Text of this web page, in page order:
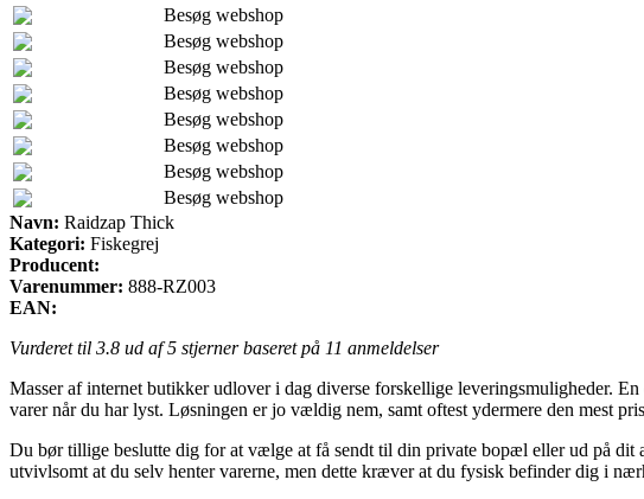
Besøg webshop
Besøg webshop
Besøg webshop
Besøg webshop
Besøg webshop
Besøg webshop
Besøg webshop
Besøg webshop
Navn: Raidzap Thick
Kategori: Fiskegrej
Producent:
Varenummer: 888-RZ003
EAN:
Vurderet til 3.8 ud af 5 stjerner baseret på 11 anmeldelser
Masser af internet butikker udlover i dag diverse forskellige leveringsmuligheder.
varer når du har lyst. Løsningen er jo vældig nem, samt oftest ydermere den mest
Du bør tillige beslutte dig for at vælge at få sendt til din private bopæl eller ud på
utvivlsomt at du selv henter varerne, men dette kræver at du fysisk befinder dig i